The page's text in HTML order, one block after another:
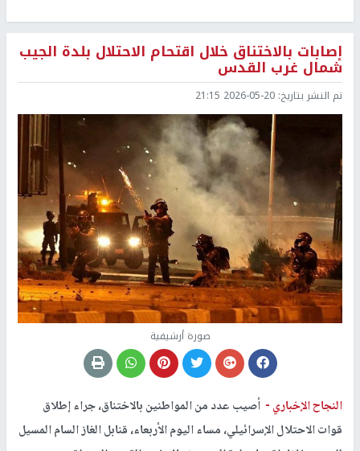
إصابات بالاختناق خلال اقتحام الاحتلال بلدة الجيب
شمال غرب القدس
تم النشر بتاريخ: 2026-05-20 21:15
صورة أرشيفية
النجاح الإخباري - أصيب عدد من المواطنين بالاختناق، جراء إطلاق
قوات الاحتلال الإسرائيلي، مساء اليوم الأربعاء، قنابل الغاز السام المسيل